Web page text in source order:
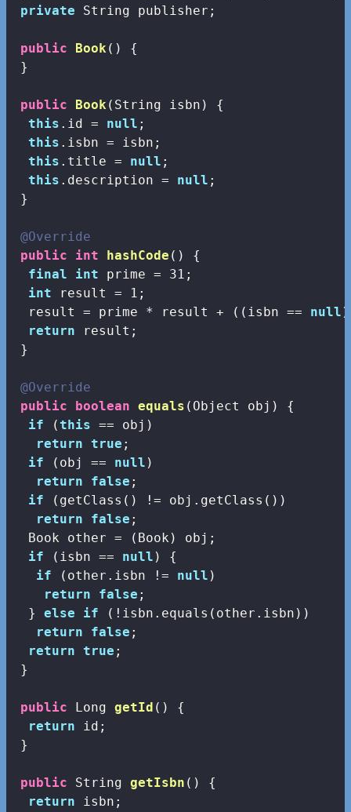
private String publisher;
public Book ()
{
}
public Book (String isbn)
{
this .id = null ;
this .isbn = isbn;
this .title = null ;
this .description = null ;
}
@Override
public
int hashCode ()
{
final
int prime = 31 ;
int result = 1 ;
  result = prime * result + ((isbn ==
null
return result;
}
@Override
public
boolean equals (Object obj)
{
if (this == obj)
return true ;
if (obj == null )
return
false ;
if (getClass() != obj.getClass())
return
false ;
  Book other = (Book) obj;
if (isbn == null ) {
if (other.isbn != null )
return
false ;
  }
else if (!isbn.equals(other.isbn))
return
false ;
return true ;
}
public Long getId ()
{
return id;
}
public String getIsbn ()
{
return isbn;